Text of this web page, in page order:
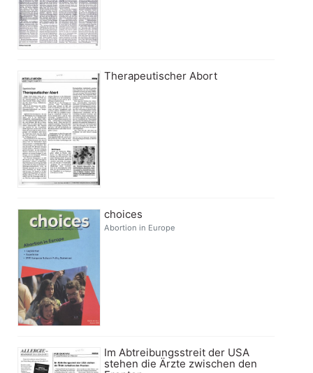
Therapeutischer Abort
choices
Abortion in Europe
Im Abtreibungsstreit der USA
stehen die Ärzte zwischen den